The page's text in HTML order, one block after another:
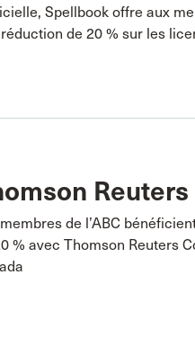
Spellbook offre aux
de 20 % sur les
Reuters
de l’ABC
% avec Thomson Reuters